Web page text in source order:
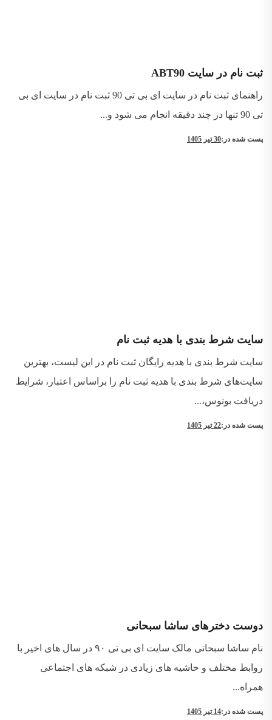
ثبت نام در سایت ABT90
راهنمای ثبت نام در سایت ای بی تی 90 ثبت نام در سایت ای بی
تی 90 تنها در چند دقیقه انجام می شود و...
پست شده در:30 تیر 1405
سایت شرط بندی با هدیه ثبت نام
سایت شرط بندی با هدیه رایگان ثبت نام در این لیست، بهترین
سایت‌های شرط بندی با هدیه ثبت نام را براساس اعتبار، شرایط
دریافت بونوس،...
پست شده در:22 تیر 1405
دوست دخترهای ساشا سبحانی
نام ساشا سبحانی مالک سایت ای بی تی ۹۰ در سال های اخیر با
روابط مختلف و حاشیه های زیادی در شبکه های اجتماعی
همراه...
پست شده در:14 تیر 1405